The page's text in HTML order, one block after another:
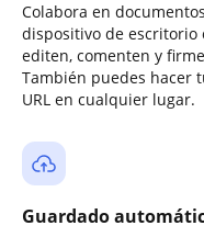
Colabora en
dispositivo de escritorio
editen, comenten y
También puedes hacer
URL en cualquier lugar.
Guardado